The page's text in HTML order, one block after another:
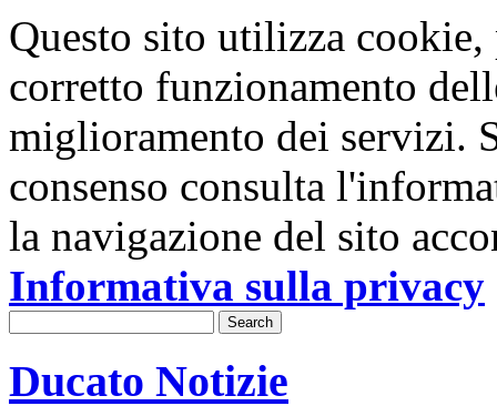
Questo sito utilizza
corretto funzionamento
miglioramento dei servizi.
consenso consulta
la navigazione del sito
Informativa sulla privacy
Ducato Notizie